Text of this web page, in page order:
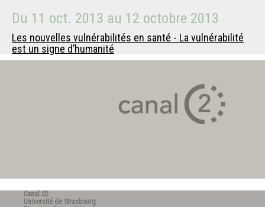
Du 11 oct. 2013 au 12 octobre 2013
Les nouvelles vulnérabilités en santé - La vulnérabilité
est un signe d’humanité
Canal C2
Université de Strasbourg